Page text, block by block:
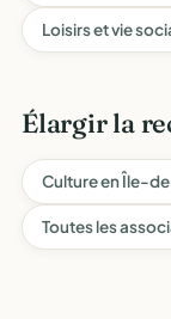
Loisirs et vie
Élargir la
Culture en Île-
Toutes les